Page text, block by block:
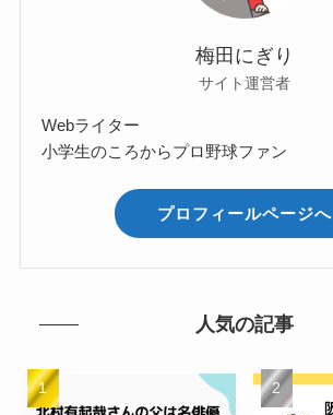
梅田にぎり
サイト運営者
Webライター
小学生のころからプロ野球ファン
プロフィールページへ
人気の記事